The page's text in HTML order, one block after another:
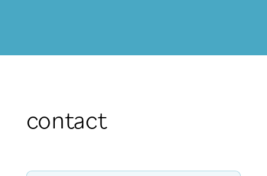
contact